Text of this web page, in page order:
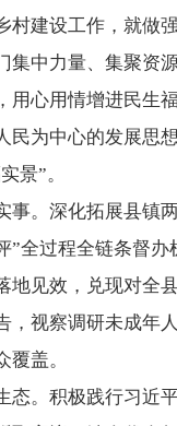
村建设工作，就做
集中力量、集聚资
用心用情增进民生
民为中心的发展思
景”。
事。深化拓展县镇
”全过程全链条督
地见效，兑现对全
，视察调研未成年
盖。
态。积极践行习近